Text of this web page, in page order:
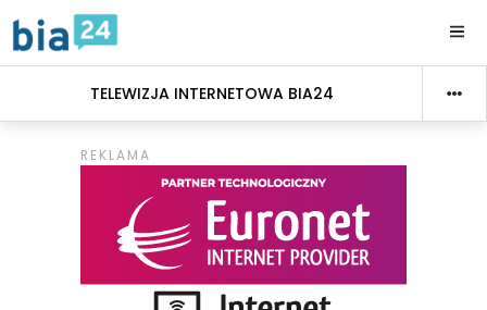
TELEWIZJA INTERNETOWA BIA24